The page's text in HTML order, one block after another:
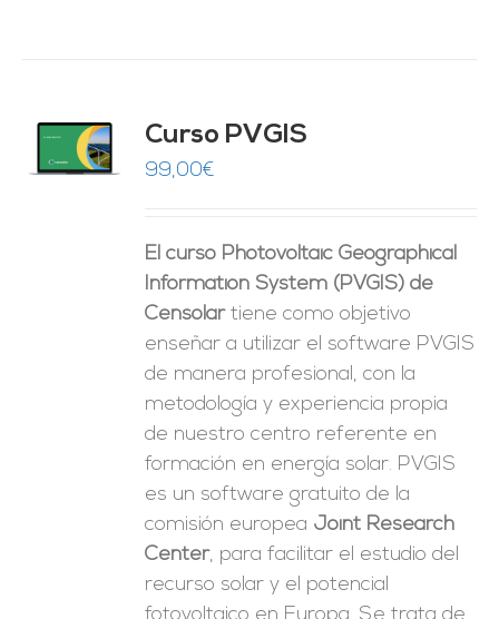
Curso PVGIS
99,00€
El curso Photovoltaic Geographical
Information System (PVGIS) de
Censolartiene como objetivo
enseñar a utilizar el software PVGIS
de manera profesional, con la
metodología y experiencia propia
de nuestro centro referente en
formación en energía solar. PVGIS
es un software gratuito de la
comisión europea Joint Research
Center, para facilitar el estudio del
recurso solar y el potencial